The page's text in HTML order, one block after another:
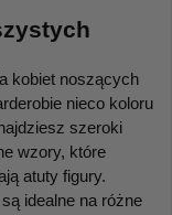
kobiet noszących
nieco koloru
szeroki
wzory, które
atuty figury.
idealne na różne